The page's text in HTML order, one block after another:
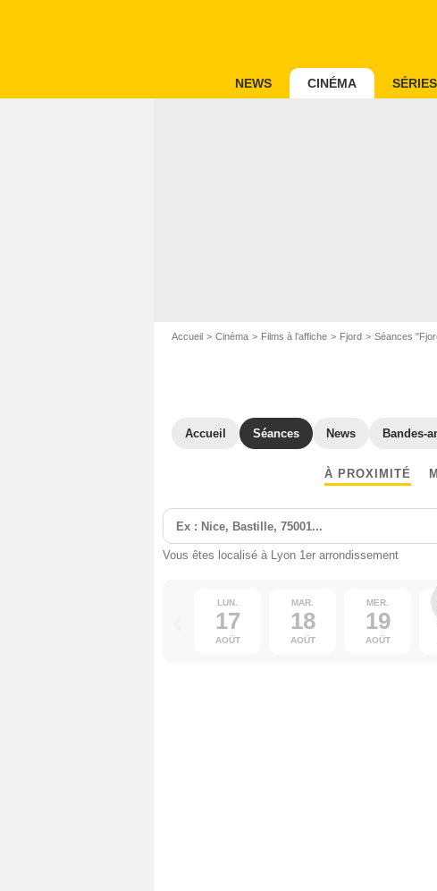
NEWS CINÉMA SÉRIES
Accueil Cinéma Films à l'affiche Fjord Séances
Accueil Séances News Bandes-
À PROXIMITÉ
Vous êtes localisé à Lyon 1er arrondissement
LUN.
17
AOÛT
MAR.
18
AOÛT
MER.
19
AOÛT